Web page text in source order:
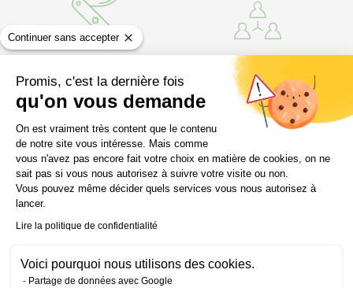
Continuer sans accepter
Promis, c'est la dernière fois
qu'on vous demande
Plateforme de Gestion du
On est vraiment très content que le contenu
de notre site vous intéresse. Mais comme
vous n'avez pas encore fait votre choix en matière de cookies, on ne
sait pas si vous nous autorisez à suivre votre visite ou non.
Vous pouvez même décider quels services vous nous autorisez à
lancer.
Lire la politique de confidentialité
Voici pourquoi nous utilisons des cookies.
Partage de données avec Google
de vos compétences sur
le terrain qui vous rend
opérationnel
Un ancrage local
permettant de créer des
liens avec les entreprises
du secteur
Envie d’en savoir plus ?
Inscrivez-vous à une réunion
d’information !